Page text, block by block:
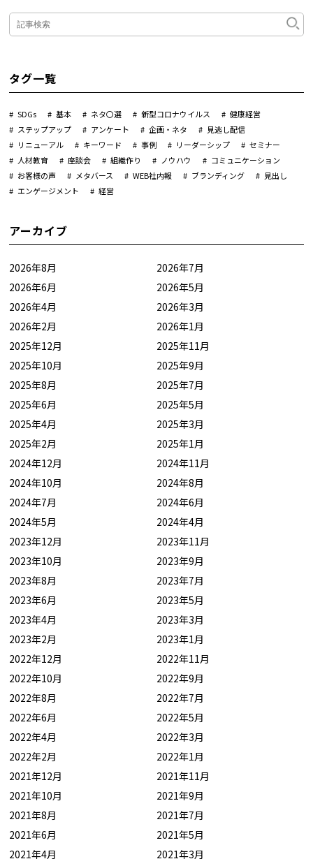
タグ一覧
SDGs 基本 ネタ〇選 新型コロナウイルス
健康経営
ステップアップ
アンケート 企画・ネタ
見逃し配信
リニューアル
キーワード 事例 リーダーシップ
セミナー
人材教育
座談会 組織作り ノウハウ
コミュニケーション
お客様の声
メタバース WEB社内報 ブランディング
見出し
エンゲージメント
経営
アーカイブ
2026年8月
2026年7月
2026年6月
2026年5月
2026年4月
2026年3月
2026年2月
2026年1月
2025年12月
2025年11月
2025年10月
2025年9月
2025年8月
2025年7月
2025年6月
2025年5月
2025年4月
2025年3月
2025年2月
2025年1月
2024年12月
2024年11月
2024年10月
2024年8月
2024年7月
2024年6月
2024年5月
2024年4月
2023年12月
2023年11月
2023年10月
2023年9月
2023年8月
2023年7月
2023年6月
2023年5月
2023年4月
2023年3月
2023年2月
2023年1月
2022年12月
2022年11月
2022年10月
2022年9月
2022年8月
2022年7月
2022年6月
2022年5月
2022年4月
2022年3月
2022年2月
2022年1月
2021年12月
2021年11月
2021年10月
2021年9月
2021年8月
2021年7月
2021年6月
2021年5月
2021年4月
2021年3月